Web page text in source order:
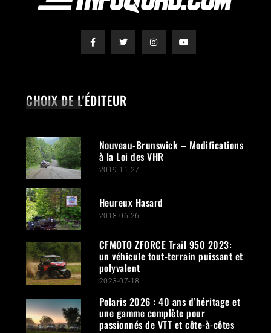
CHOIX DE L'ÉDITEUR
Nouveau-Brunswick – Modifications
à la Loi des VHR
2019-11-27
Heureux Hasard
2018-06-26
CFMOTO ZFORCE Trail 950 2023:
un véhicule tout-terrain puissant et
polyvalent
2023-07-18
Polaris 2026 : 40 ans d’héritage et
une gamme complète pour
passionnés de VTT et côte-à-côtes